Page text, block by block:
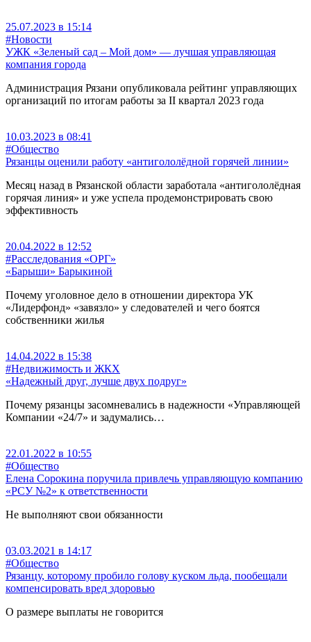
25.07.2023 в 15:14
#Новости
УЖК «Зеленый сад – Мой дом» — лучшая управляющая
компания города
Администрация Рязани опубликовала рейтинг управляющих
организаций по итогам работы за II квартал 2023 года
10.03.2023 в 08:41
#Общество
Рязанцы оценили работу «антигололёдной горячей линии»
Месяц назад в Рязанской области заработала «антигололёдная
горячая линия» и уже успела продемонстрировать свою
эффективность
20.04.2022 в 12:52
#Расследования «ОРГ»
«Барыши» Барыкиной
Почему уголовное дело в отношении директора УК
«Лидерфонд» «завязло» у следователей и чего боятся
собственники жилья
14.04.2022 в 15:38
#Недвижимость и ЖКХ
«Надежный друг, лучше двух подруг»
Почему рязанцы засомневались в надежности «Управляющей
Компании «24/7» и задумались…
22.01.2022 в 10:55
#Общество
Елена Сорокина поручила привлечь управляющую компанию
«РСУ №2» к ответственности
Не выполняют свои обязанности
03.03.2021 в 14:17
#Общество
Рязанцу, которому пробило голову куском льда, пообещали
компенсировать вред здоровью
О размере выплаты не говорится